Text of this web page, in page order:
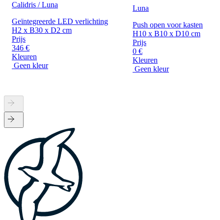
Calidris / Luna
Geïntegreerde LED verlichting
H2 x B30 x D2 cm
Prijs
346 €
Kleuren
Geen kleur
Luna
Push open voor kasten
H10 x B10 x D10 cm
Prijs
0 €
Kleuren
Geen kleur